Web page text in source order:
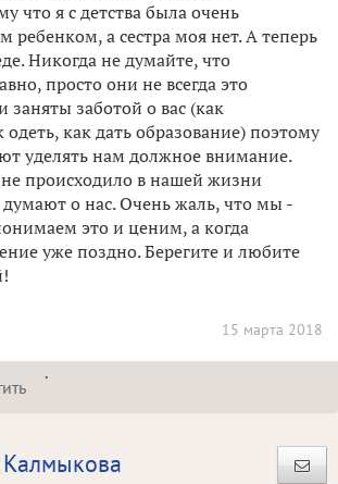
что я с детства была очень
ребенком, а сестра моя нет. А теперь
Никогда не думайте, что
просто они не всегда это
заботой о вас (как
как дать образование) поэтому
уделять нам должное внимание.
происходило в нашей жизни
думают о нас. Очень жаль, что мы -
это и ценим, а когда
уже поздно. Берегите и любите
15 марта 2018
.
Калмыкова